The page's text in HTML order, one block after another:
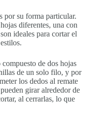
por su forma particular.
diferentes, una con
ideales para cortar el
de dos hojas
de un solo filo, y por
los dedos al remate
girar alrededor de
al cerrarlas, lo que